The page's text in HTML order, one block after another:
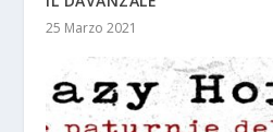
25 Marzo 2021